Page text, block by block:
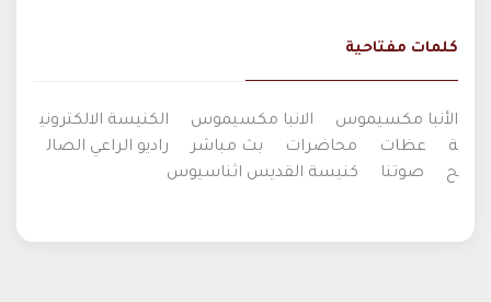
كلمات مفتاحية
الأنبا مكسيموس الانبا مكسيموس
الكنيسة الالكتروني
ة
عظات محاضرات بث مباشر
راديو الراعي الصال
ح
صوتنا كنيسة القديس اثناسيوس